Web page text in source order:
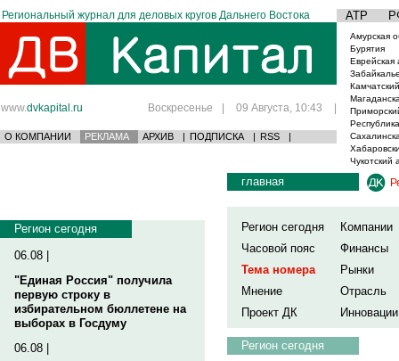
Региональный журнал для деловых кругов Дальнего Востока АТР
www.dvkapital.ru Воскресенье | 09 Августа, 10:43 |
О КОМПАНИИ РЕКЛАМА АРХИВ | ПОДПИСКА | RSS |
Амурская
Бурятия
Еврейская
Чукотский
Регион сегодня
06.08 |
"Единая Россия" получила
первую строку в
избирательном бюллетене на
выборах в Госдуму
06.08 |
главная
Регион сегодня
Компании
Часовой пояс
Финансы
Тема номера
Рынки
Мнение
Отрасль
Проект ДК
Инновации
Регион сегодня